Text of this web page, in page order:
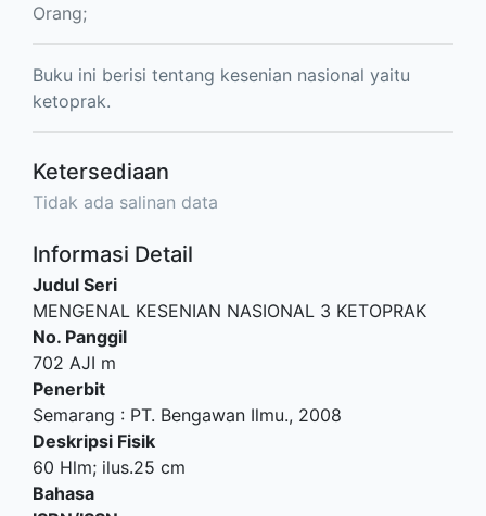
Orang;
Buku ini berisi tentang kesenian nasional yaitu
ketoprak.
Ketersediaan
Tidak ada salinan data
Informasi Detail
Judul Seri
MENGENAL KESENIAN NASIONAL 3 KETOPRAK
No. Panggil
702 AJI m
Penerbit
Semarang : PT. Bengawan Ilmu., 2008
Deskripsi Fisik
60 Hlm; ilus.25 cm
Bahasa